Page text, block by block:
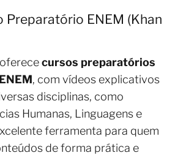
Preparatório ENEM (Khan
cursos preparatórios
, com vídeos explicativos
disciplinas, como
Humanas, Linguagens e
ferramenta para quem
de forma prática e